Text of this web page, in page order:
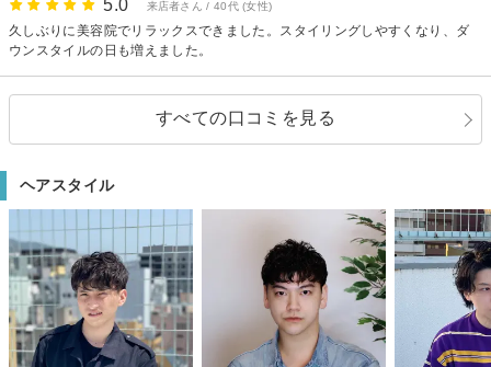
5.0 来店者さん / 40代 (女性)
久しぶりに美容院でリラックスできました。スタイリングしやすくなり、ダ
ウンスタイルの日も増えました。
すべての口コミを見る
ヘアスタイル